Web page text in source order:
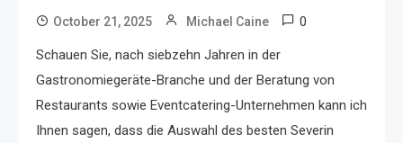
October 21, 2025 Michael Caine 0
Schauen Sie, nach siebzehn Jahren in der
Gastronomiegeräte-Branche und der Beratung von
Restaurants sowie Eventcatering-Unternehmen kann ich
Ihnen sagen, dass die Auswahl des besten Severin